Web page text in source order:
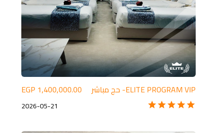
ELITE PROGRAM VIP- حج مباشر 1,400,000.00 EGP
2026-05-21